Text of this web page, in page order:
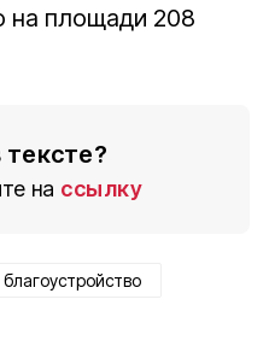
на площади 208
на ссылку
благоустройство